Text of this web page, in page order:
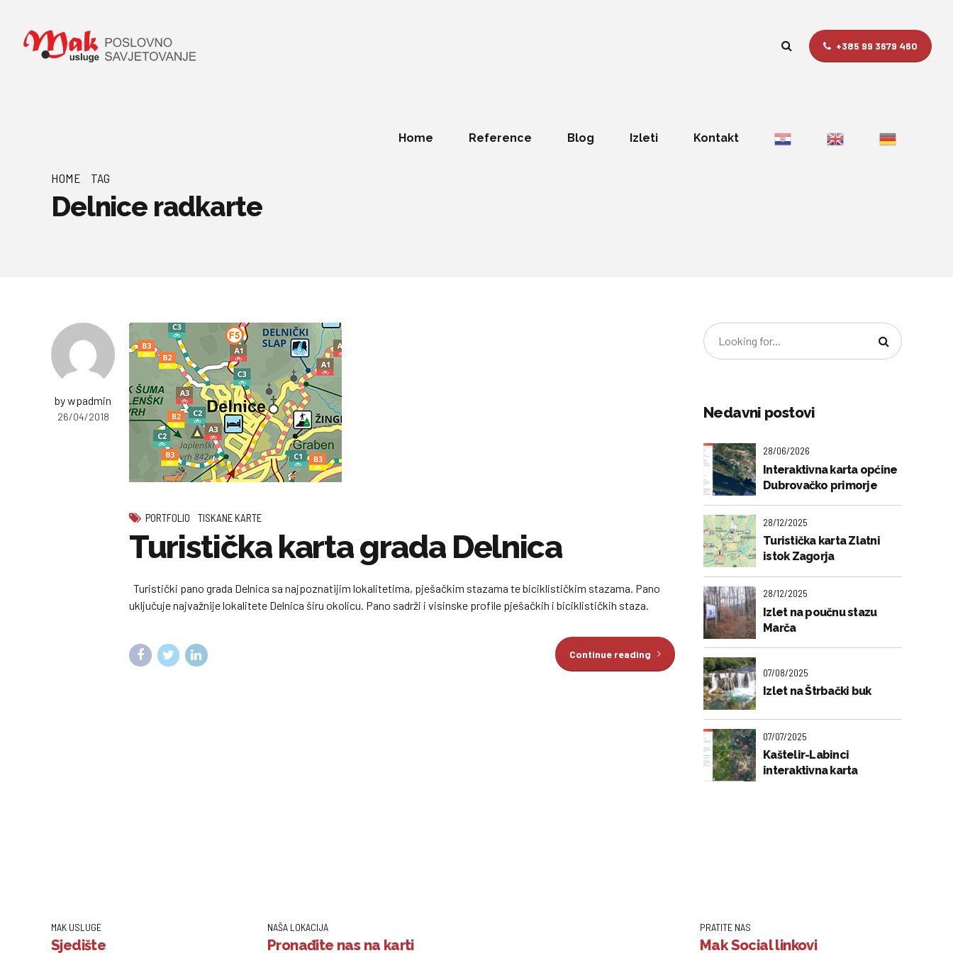
+385 99 3679 460
Home Reference Blog Izleti Kontakt
HOME TAG
Delnice radkarte
by wpadmin
26/04/2018
PORTFOLIO TISKANE KARTE
Turistička karta grada Delnica
Turistički pano grada Delnica sa najpoznatijim lokalitetima, pješačkim stazama te biciklističkim stazama. Pano
uključuje najvažnije lokalitete Delnica širu okolicu. Pano sadrži i visinske profile pješačkih i biciklističkih staza.
Continue reading
Nedavni postovi
28/06/2026
Interaktivna karta općine
Dubrovačko primorje
28/12/2025
Turistička karta Zlatni
istok Zagorja
28/12/2025
Izlet na poučnu stazu
Marča
07/08/2025
Izlet na Štrbački buk
07/07/2025
Kaštelir-Labinci
interaktivna karta
MAK USLUGE
Sjedište
NAŠA LOKACIJA
Pronađite nas na karti
PRATITE NAS
Mak Social linkovi